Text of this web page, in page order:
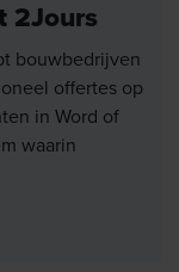
2Jours
bouwbedrijven
offertes op
in Word of
waarin
dit: minder
kans dat